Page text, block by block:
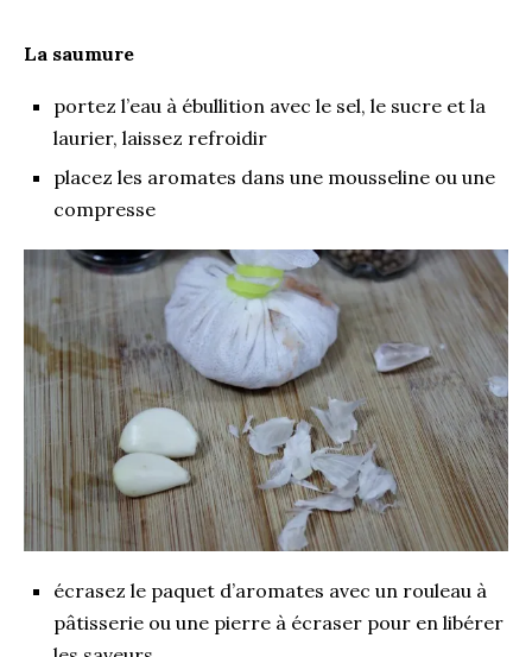
La saumure
portez l’eau à ébullition avec le sel, le sucre et la
laurier, laissez refroidir
placez les aromates dans une mousseline ou une
compresse
écrasez le paquet d’aromates avec un rouleau à
pâtisserie ou une pierre à écraser pour en libérer